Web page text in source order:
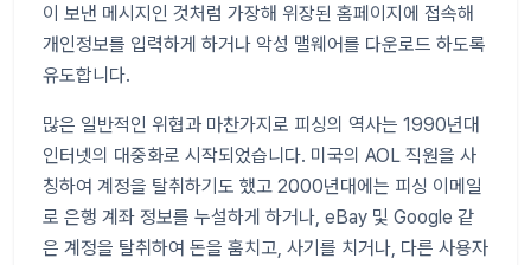
이 보낸 메시지인 것처럼 가장해 위장된 홈페이지에 접속해
개인정보를 입력하게 하거나 악성 맬웨어를 다운로드 하도록
유도합니다.
많은 일반적인 위협과 마찬가지로 피싱의 역사는 1990년대
인터넷의 대중화로 시작되었습니다. 미국의 AOL 직원을 사
칭하여 계정을 탈취하기도 했고 2000년대에는 피싱 이메일
로 은행 계좌 정보를 누설하게 하거나, eBay 및 Google 같
은 계정을 탈취하여 돈을 훔치고, 사기를 치거나, 다른 사용자